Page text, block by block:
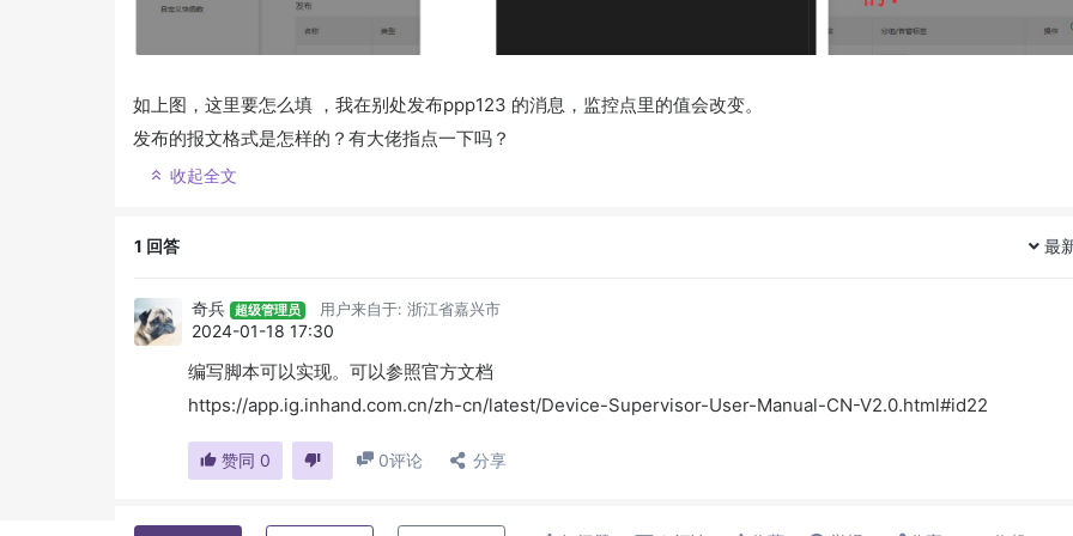
如上图，这里要怎么填 ，我在别处发布ppp123 的消息，监控点里的值会改变。
发布的报文格式是怎样的？有大佬指点一下吗？
收起全文
1 回答 最
奇兵 超级管理员 用户来自于: 浙江省嘉兴市
2024-01-18 17:30
编写脚本可以实现。可以参照官方文档
https://app.ig.inhand.com.cn/zh-cn/latest/Device-Supervisor-User-Manual-CN-V2.0.html#id22
赞同 0 0评论 分享